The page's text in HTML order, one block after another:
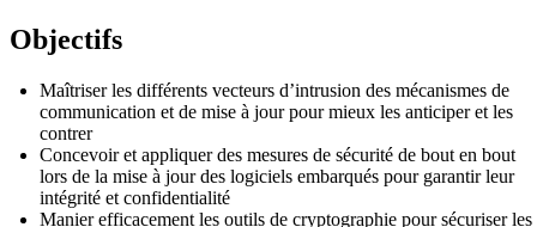
Objectifs
Maîtriser les différents vecteurs d’intrusion des mécanismes de
communication et de mise à jour pour mieux les anticiper et les
contrer
Concevoir et appliquer des mesures de sécurité de bout en bout
lors de la mise à jour des logiciels embarqués pour garantir leur
intégrité et confidentialité
Manier efficacement les outils de cryptographie pour sécuriser les